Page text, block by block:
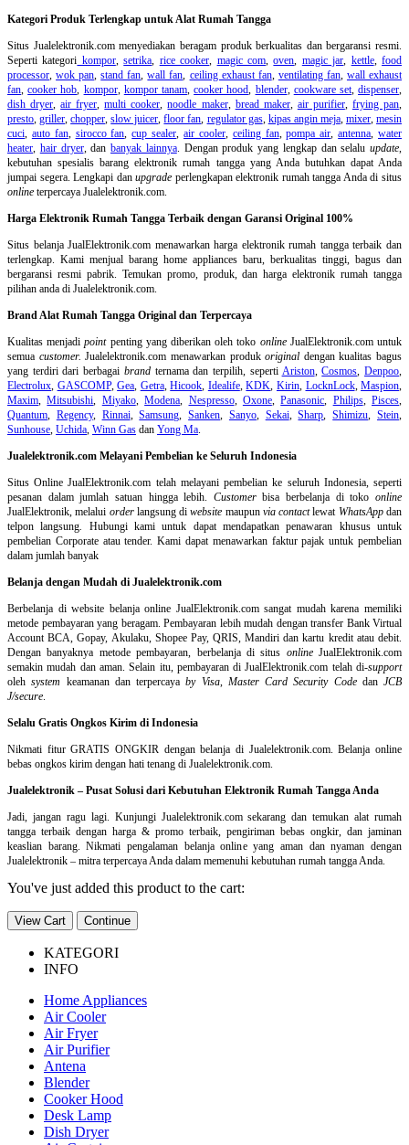
Kategori Produk Terlengkap untuk Alat Rumah Tangga
Situs Jualelektronik.com menyediakan beragam produk berkualitas dan bergaransi resmi.
Seperti kategori kompor,setrika, rice cooker, magic com,oven, magic jar, kettle,food
processor,wok pan,stand fan,wall fan, ceiling exhaust fan, ventilating fan, wall exhaust
fan,cooker hob, kompor, kompor tanam,cooker hood, blender, cookware set,dispenser,
dish dryer,air fryer,multi cooker,noodle maker, bread maker, air purifier, frying pan,
presto,griller,chopper,slow juicer,floor fan, regulator gas, kipas angin meja, mixer,mesin
cuci, auto fan, sirocco fan,cup sealer,air cooler, ceiling fan,pompa air,antenna,water
heater, hair dryer, dan banyak lainnya. Dengan produk yang lengkap dan selalu update,
kebutuhan spesialis barang elektronik rumah tangga yang Anda butuhkan dapat Anda
jumpai segera. Lengkapi danupgrade perlengkapan elektronik rumah tangga Anda di situs
online terpercaya Jualelektronik.com.
Harga Elektronik Rumah Tangga Terbaik dengan Garansi Original 100%
Situs belanjaJualElektronik.com menawarkan harga elektronik rumah tangga terbaik dan
terlengkap. Kami menjual barang home appliances baru, berkualitas tinggi, bagus dan
bergaransi resmi pabrik. Temukan promo, produk, dan harga elektronik rumah tangga
pilihan anda di Jualelektronik.com.
Brand Alat Rumah Tangga Original dan Terpercaya
Kualitas menjadipointpenting yang diberikan oleh toko onlineJualElektronik.com untuk
semua customer. Jualelektronik.com menawarkan produkoriginal dengan kualitas bagus
yang terdiri dari berbagai brandternama dan terpilih, seperti Ariston,Cosmos,Denpoo,
Electrolux, GASCOMP,Gea, Getra,Hicook, Idealife,KDK, Kirin, LocknLock,Maspion,
Maxim,Mitsubishi, Miyako,Modena, Nespresso, Oxone,Panasonic, Philips, Pisces,
Quantum, Regency, Rinnai,Samsung,Sanken, Sanyo, Sekai,Sharp,Shimizu,Stein,
Sunhouse, Uchida, Winn Gas dan Yong Ma.
Jualelektronik.com Melayani Pembelian ke Seluruh Indonesia
Situs Online JualElektronik.com telah melayani pembelian ke seluruh Indonesia, seperti
pesanan dalam jumlah satuan hingga lebih. Customerbisa berbelanja di tokoonline
JualElektronik, melalui orderlangsung diwebsite maupun via contactlewat WhatsAppdan
telpon langsung. Hubungi kami untuk dapat mendapatkan penawaran khusus untuk
pembelian Corporate atau tender. Kami dapat menawarkan faktur pajak untuk pembelian
dalam jumlah banyak
Belanja dengan Mudah di Jualelektronik.com
Berbelanja diwebsite belanja online JualElektronik.com sangat mudah karena memiliki
metode pembayaran yang beragam. Pembayaran lebih mudah dengan transfer Bank Virtual
Account BCA, Gopay, Akulaku, Shopee Pay, QRIS, Mandiri dan kartu kredit atau debit.
Dengan banyaknya metode pembayaran, berbelanja di situs onlineJualElektronik.com
semakin mudah dan aman. Selain itu, pembayaran di JualElektronik.com telah di-support
olehsystem keamanan dan terpercayaby Visa, Master Card Security Codedan JCB
J/secure.
Selalu Gratis Ongkos Kirim di Indonesia
Nikmati fitur GRATIS ONGKIR dengan belanja di Jualelektronik.com. Belanja online
bebas ongkos kirim dengan hati tenang di Jualelektronik.com.
Jualelektronik – Pusat Solusi dari Kebutuhan Elektronik Rumah Tangga Anda
Jadi, jangan ragu lagi. Kunjungi Jualelektronik.com sekarang dan temukan alat rumah
tangga terbaik dengan harga & promo terbaik, pengiriman bebas ongkir, dan jaminan
keaslian barang. Nikmati pengalaman belanja online yang aman dan nyaman dengan
Jualelektronik – mitra terpercaya Anda dalam memenuhi kebutuhan rumah tangga Anda.
You've just added this product to the cart:
View Cart Continue
KATEGORI
INFO
Home Appliances
Air Cooler
Air Fryer
Air Purifier
Antena
Blender
Cooker Hood
Desk Lamp
Dish Dryer